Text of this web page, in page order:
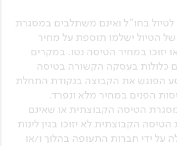
בחו"ל ואינם משתלבים במסגרת
הטיול ישלמו תוספת על מחיר
יזוכו במחיר הטיסה נטו. במקרים
כלולות בעסקה הקשורה בטיסה
הפוגש את הקבוצה בנקודת התחלת
הפנים במחיר מלא ונפרד.
הטיסה הקבוצתית או שאינם
הקבוצתית לא יזוכו בגין לינות
על ידי חברות התעופה בהלוך ו/או